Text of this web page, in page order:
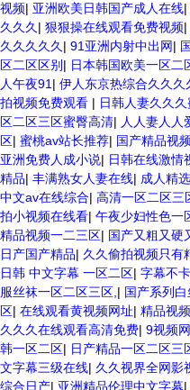
视频| 亚洲欧美日韩国产成人在线|
久久久 | 狠狠操在线观看免费视频|
久久久久久 | 91亚洲内射中出网|
区二区区别 | 日本韩国欧美一区二
人午夜91 | 伊人东京热综合久久久
拍视频免费观看 | 日韩人妻久久
区二区三区蜜臀高清| 人人妻人人
区| 蜜桃av站长推荐| 国产精品视
亚洲免费人成小说| 日韩在线激情
精品| 丰满熟女人妻在线| 成人精
中文av在线综合| 高清一区二区三
拍小视频在线看| 午夜少妇性色一
精品视频一二三区| 国产又粗又硬
日产国产精品| 久久偷拍视频只有
日韩 中文字幕 一区二区| 字幕不
服丝袜一区二区三区, | 国产系列
区| 在线观看黄视频网址| 精品视
久久久在线观看高清免费| 9视频
韩一区二区| 日产精品一区二区三
文字幕三级在线| 久久视界全网影
综合日产| 亚洲精品伦理中文字幕|